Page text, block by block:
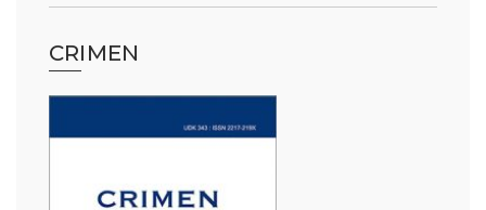
CRIMEN